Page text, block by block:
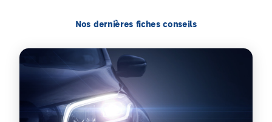
Nos dernières fiches conseils